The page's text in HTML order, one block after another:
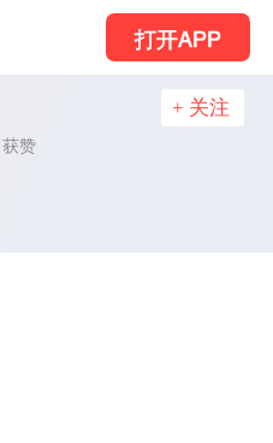
打开APP
获赞
+ 关注